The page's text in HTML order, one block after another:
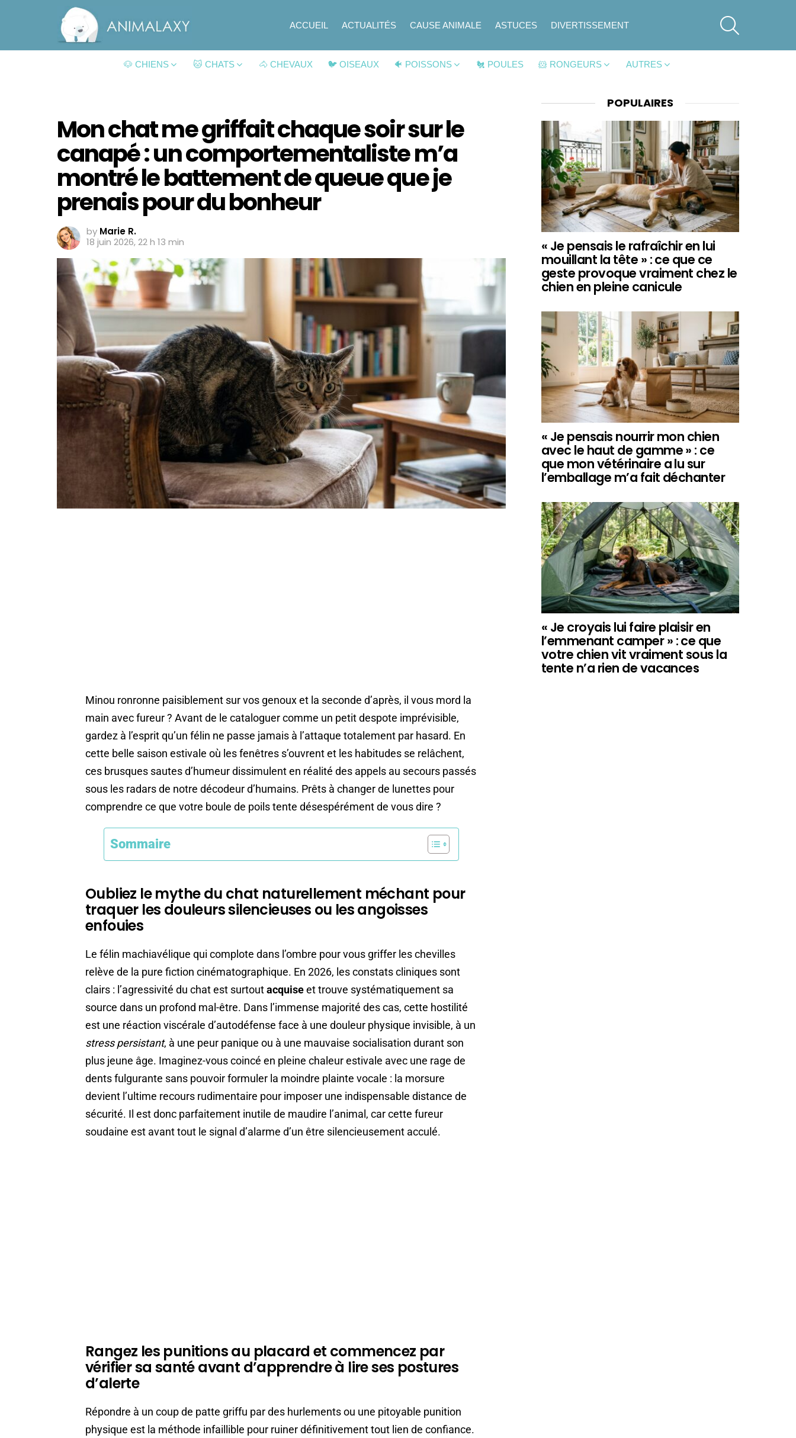
ACCUEIL ACTUALITÉS CAUSE ANIMALE ASTUCES DIVERTISSEMENT
🐶 CHIENS 🐱 CHATS 🐴 CHEVAUX 🐦 OISEAUX 🐠 POISSONS 🐔 POULES 🐹 RONGEURS AUTRES
Mon chat me griffait chaque soir sur le
canapé : un comportementaliste m’a
montré le battement de queue que je
prenais pour du bonheur
by Marie R.
18 juin 2026, 22 h 13 min
Minou ronronne paisiblement sur vos genoux et la seconde d’après, il vous mord la
main avec fureur ? Avant de le cataloguer comme un petit despote imprévisible,
gardez à l’esprit qu’un félin ne passe jamais à l’attaque totalement par hasard. En
cette belle saison estivale où les fenêtres s’ouvrent et les habitudes se relâchent,
ces brusques sautes d’humeur dissimulent en réalité des appels au secours passés
sous les radars de notre décodeur d’humains. Prêts à changer de lunettes pour
comprendre ce que votre boule de poils tente désespérément de vous dire ?
Sommaire
Oubliez le mythe du chat naturellement méchant pour
traquer les douleurs silencieuses ou les angoisses
enfouies
Le félin machiavélique qui complote dans l’ombre pour vous griffer les chevilles
relève de la pure fiction cinématographique. En 2026, les constats cliniques sont
clairs : l’agressivité du chat est surtoutacquiseet trouve systématiquement sa
source dans un profond mal-être. Dans l’immense majorité des cas, cette hostilité
est une réaction viscérale d’autodéfense face à une douleur physique invisible, à un
stress persistant, à une peur panique ou à une mauvaise socialisation durant son
plus jeune âge. Imaginez-vous coincé en pleine chaleur estivale avec une rage de
dents fulgurante sans pouvoir formuler la moindre plainte vocale : la morsure
devient l’ultime recours rudimentaire pour imposer une indispensable distance de
sécurité. Il est donc parfaitement inutile de maudire l’animal, car cette fureur
soudaine est avant tout le signal d’alarme d’un être silencieusement acculé.
Rangez les punitions au placard et commencez par
vérifier sa santé avant d’apprendre à lire ses postures
d’alerte
Répondre à un coup de patte griffu par des hurlements ou une pitoyable punition
physique est la méthode infaillible pour ruiner définitivement tout lien de confiance.
POPULAIRES
« Je pensais le rafraîchir en lui
mouillant la tête » : ce que ce
geste provoque vraiment chez le
chien en pleine canicule
« Je pensais nourrir mon chien
avec le haut de gamme » : ce
que mon vétérinaire a lu sur
l’emballage m’a fait déchanter
« Je croyais lui faire plaisir en
l’emmenant camper » : ce que
votre chien vit vraiment sous la
tente n’a rien de vacances